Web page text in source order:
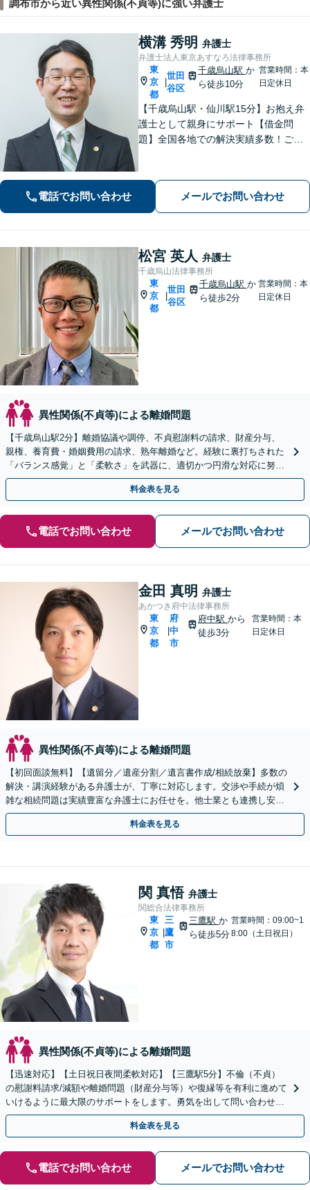
調布市から近い異性関係(不貞等)に強い弁護士
横溝 秀明 弁護士
弁護士法人東京あすなろ法律事務所
東
京
都
世田
谷区
千歳烏山駅か
ら徒歩10分
営業時間：本
日定休日
【千歳烏山駅・仙川駅15分】お抱え弁
護士として親身にサポート【借金問
題】全国各地での解決実績多数！ご相
【相続・遺言】協議・調停・裁判に幅
広く対応【分割払い対応】【電話相談
OK】
電話でお問い合わせ メールでお問い合わせ
松宮 英人 弁護士
千歳烏山法律事務所
東
京
都
世田
谷区
千歳烏山駅 か
ら徒歩2分
営業時間：本
日定休日
異性関係(不貞等)による離婚問題
【千歳烏山駅2分】離婚協議や調停、不貞慰謝料の請求、財産分与、
親権、養育費・婚姻費用の請求、熟年離婚など。経験に裏打ちされた
「バランス感覚」と「柔軟さ」を武器に、適切かつ円滑な対応に努め
ます【Zoom対応】【お子さま連れの相談可】
料金表を見る
電話でお問い合わせ メールでお問い合わせ
金田 真明 弁護士
あかつき府中法律事務所
東
京
都
府
中
市
府中駅から
徒歩3分
営業時間：本
日定休日
異性関係(不貞等)による離婚問題
【初回面談無料】【遺留分／遺産分割／遺言書作成/相続放棄】多数の
解決・講演経験がある弁護士が、丁寧に対応します。交渉や手続が煩
雑な相続問題は実績豊富な弁護士にお任せを。他士業とも連携し安
心・スピード解決！【府中駅3分】
料金表を見る
関 真悟 弁護士
関総合法律事務所
東
京
都
|
三
鷹
市
三鷹駅か
ら徒歩5分
営業時間：09:00~1
8:00（土日祝日）
異性関係(不貞等)による離婚問題
【迅速対応】【土日祝日夜間柔軟対応】【三鷹駅5分】不倫（不貞）
の慰謝料請求/減額や離婚問題（財産分与等）や復縁等を有利に進めて
いけるように最大限のサポートをします。勇気を出して問い合わせて
みてください。【LINE相談可】→@566ziisj
料金表を見る
電話でお問い合わせ メールでお問い合わせ